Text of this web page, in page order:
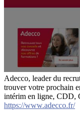
Adecco, leader du
trouver votre prochain
intérim en ligne, CDD,
https://www.adecco.fr/